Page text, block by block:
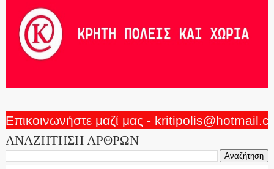
Επικοινωνήστε μαζί μας -
ΑΝΑΖΗΤΗΣΗ ΑΡΘΡΩΝ